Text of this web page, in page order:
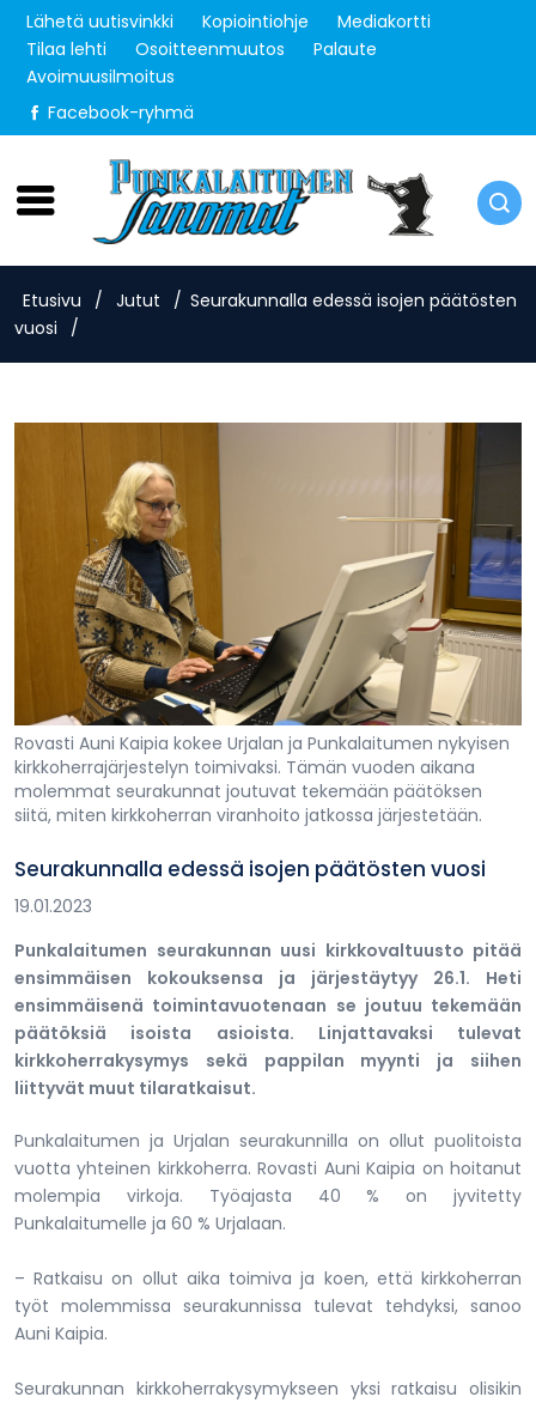
Lähetä uutisvinkki Kopiointiohje
Mediakortti
Tilaa lehti
Osoitteenmuutos
Palaute
Avoimuusilmoitus
Facebook-ryhmä
Torstai 6.8.2026
Etusivu / Jutut / Seurakunnalla edessä isojen päätösten
vuosi
/
Rovasti Auni Kaipia kokee Urjalan ja Punkalaitumen nykyisen
kirkkoherrajärjestelyn toimivaksi. Tämän vuoden aikana
molemmat seurakunnat joutuvat tekemään päätöksen
siitä, miten kirkkoherran viranhoito jatkossa järjestetään.
Seurakunnalla edessä isojen päätösten vuosi
19.01.2023
Punkalaitumen seurakunnan uusi kirkkovaltuusto pitää
ensimmäisen kokouksensa ja järjestäytyy 26.1. Heti
ensimmäisenä toimintavuotenaan se joutuu tekemään
päätöksiä isoista asioista. Linjattavaksi tulevat
kirkkoherrakysymys sekä pappilan myynti ja siihen
liittyvät muut tilaratkaisut.
Punkalaitumen ja Urjalan seurakunnilla on ollut puolitoista
vuotta yhteinen kirkkoherra. Rovasti Auni Kaipia on hoitanut
molempia virkoja. Työajasta 40 % on jyvitetty
Punkalaitumelle ja 60 % Urjalaan.
– Ratkaisu on ollut aika toimiva ja koen, että kirkkoherran
työt molemmissa seurakunnissa tulevat tehdyksi, sanoo
Auni Kaipia.
Seurakunnan kirkkoherrakysymykseen yksi ratkaisu olisikin